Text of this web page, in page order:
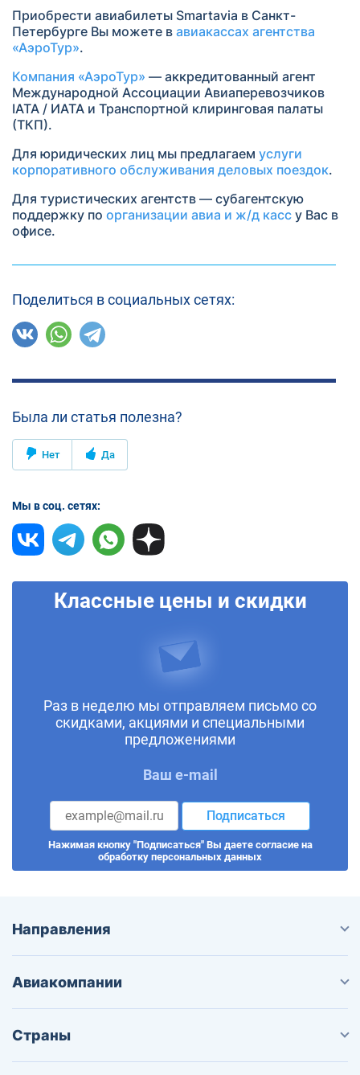
Приобрести авиабилеты Smartavia в Санкт-
Петербурге Вы можете в авиакассах агентства
«АэроТур».
Компания «АэроТур» — аккредитованный агент
Международной Ассоциации Авиаперевозчиков
IATA / ИАТА и Транспортной клиринговая палаты
(ТКП).
Для юридических лиц мы предлагаем услуги
корпоративного обслуживания деловых поездок.
Для туристических агентств — субагентскую
поддержку по организации авиа и ж/д касс у Вас в
офисе.
Поделиться в социальных сетях:
Была ли статья полезна?
Нет Да
Мы в соц. сетях:
Классные цены и скидки
Раз в неделю мы отправляем письмо со
скидками, акциями и специальными
предложениями
Ваш e-mail
Подписаться
Нажимая кнопку "Подписаться" Вы даете согласие на
обработку персональных данных
Направления
Авиакомпании
Страны